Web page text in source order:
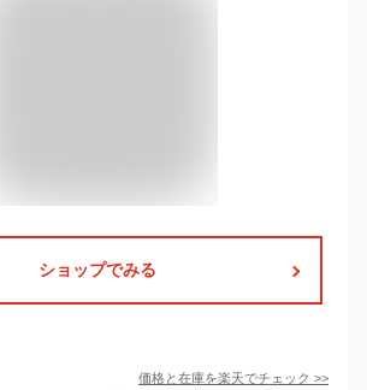
ショップでみる
価格と在庫を楽天でチェック >>